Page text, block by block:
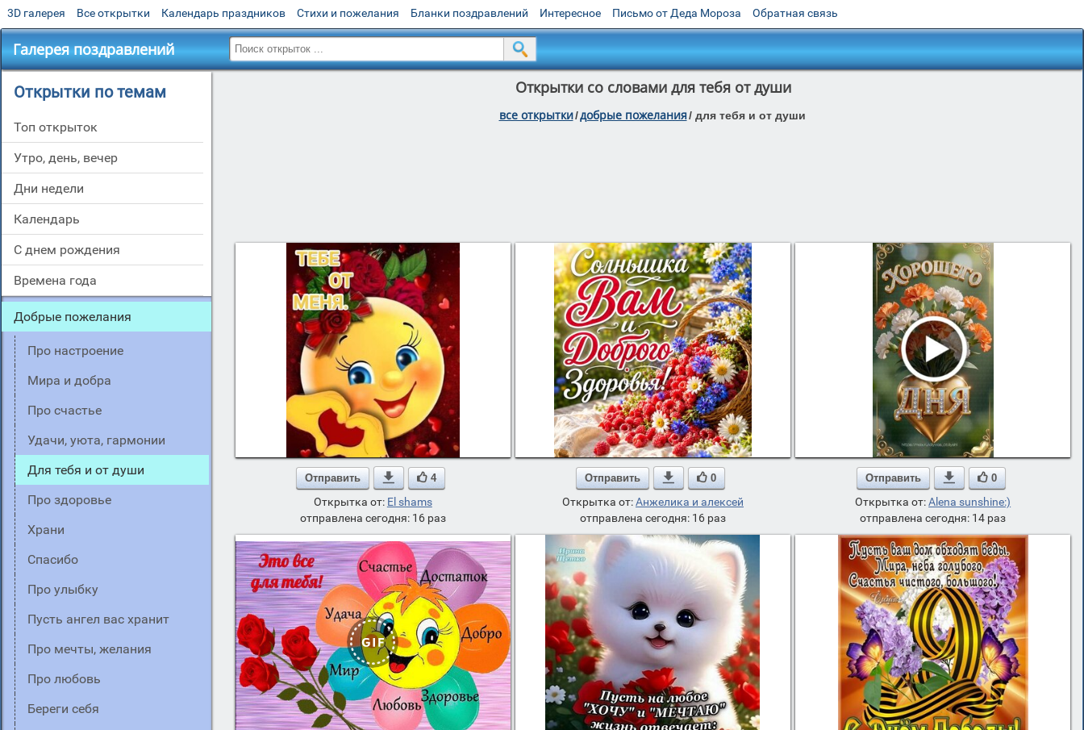
3D галерея Все открытки Календарь праздников Стихи и пожелания Бланки поздравлений Интересное Письмо от Деда Мороза Обратная связь
Галерея поздравлений
Открытки по темам
Топ открыток
утро, день, вечер
дни недели
Календарь
c днем рождения
времена года
добрые пожелания
про настроение
мира и добра
про счастье
удачи, уюта, гармонии
для тебя и от души
про здоровье
храни
спасибо
про улыбку
пусть ангел вас хранит
про мечты, желания
про любовь
береги себя
Открытки со словами для тебя от души
все открытки/добрые пожелания/ для тебя и от души
Отправить  4
Открытка от: El shams
отправлена сегодня: 16 раз
Отправить  0
Открытка от:Анжелика и алексей
отправлена сегодня: 16 раз
Отправить  0
Открытка от:Alena sunshine:)
отправлена сегодня: 14 раз